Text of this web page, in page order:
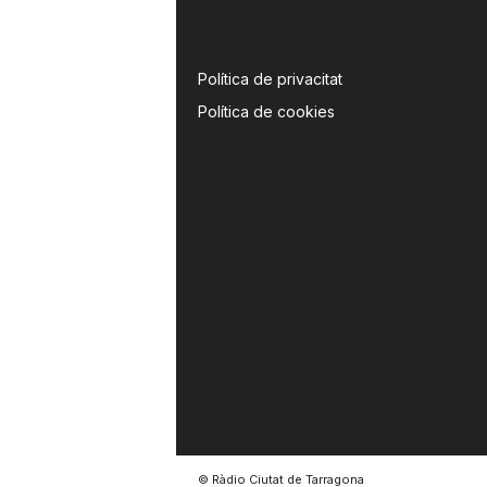
Política de privacitat
Política de cookies
© Ràdio Ciutat de Tarragona